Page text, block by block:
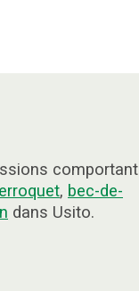
, bec-de-
dans Usito.